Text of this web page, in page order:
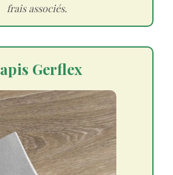
frais associés.
Gerflex